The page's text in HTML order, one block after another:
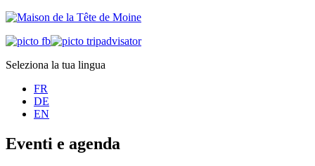
Seleziona la tua lingua
FR
DE
EN
Eventi e agenda